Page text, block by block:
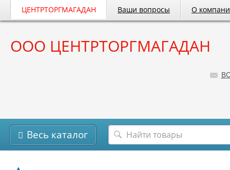
ЦЕНТРТОРГМАГАДАН Ваши вопросы О
ООО ЦЕНТРТОРГМАГАДАН
Весь каталог